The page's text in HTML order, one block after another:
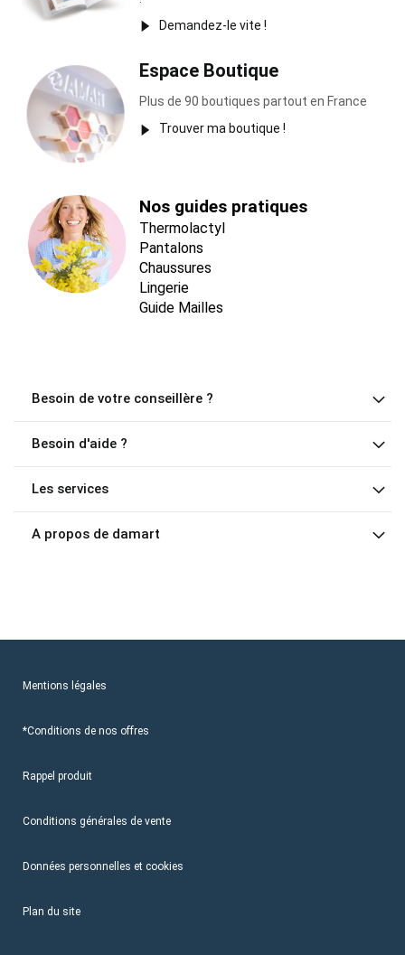
Demandez-le vite !
Espace Boutique
Plus de 90 boutiques partout en France
Trouver ma boutique !
Nos guides pratiques
Thermolactyl
Pantalons
Chaussures
Lingerie
Guide Mailles
Besoin de votre conseillère ?
Besoin d'aide ?
Les services
A propos de damart
Mentions légales
*Conditions de nos offres
Rappel produit
Conditions générales de vente
Données personnelles et cookies
Plan du site